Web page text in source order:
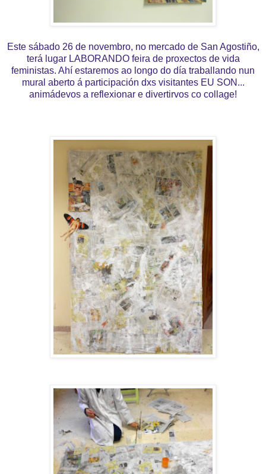
Este sábado 26 de novembro, no mercado de San Agostiño,
terá lugar LABORANDO feira de proxectos de vida
feministas. Ahí estaremos ao longo do día traballando nun
mural aberto á participación dxs visitantes EU SON...
animádevos a reflexionar e divertirvos co collage!